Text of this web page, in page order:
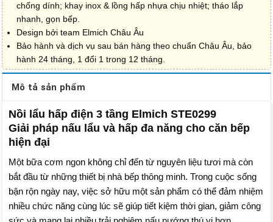
chống dính; khay inox & lồng hấp nhựa chịu nhiệt; tháo lắp
nhanh, gọn bếp.
Design bởi team Elmich Châu Âu
Bảo hành và dịch vụ sau bán hàng theo chuẩn Châu Âu, bảo
hành 24 tháng, 1 đổi 1 trong 12 tháng.
Mô tả sản phẩm
Nồi lẩu hấp điện 3 tầng Elmich STE0299
Giải pháp nấu lẩu và hấp đa năng cho căn bếp
hiện đại
Một bữa cơm ngon không chỉ đến từ nguyên liệu tươi mà còn
bắt đầu từ những thiết bị nhà bếp thông minh. Trong cuộc sống
bận rộn ngày nay, việc sở hữu một sản phẩm có thể đảm nhiệm
nhiều chức năng cùng lúc sẽ giúp tiết kiệm thời gian, giảm công